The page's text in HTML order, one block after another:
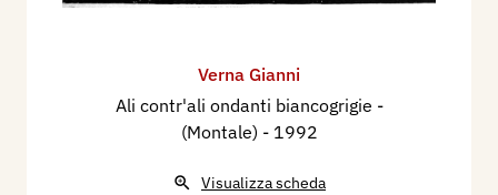
Verna Gianni
Ali contr'ali ondanti biancogrigie -
(Montale) - 1992
Visualizza scheda